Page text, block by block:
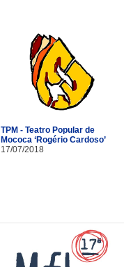
TPM - Teatro Popular de
Mococa ‘Rogério Cardoso’
17/07/2018